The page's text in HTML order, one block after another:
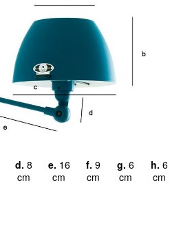
d. 8
cm
e. 16
cm
f. 9
cm
g. 6
cm
h. 6
cm